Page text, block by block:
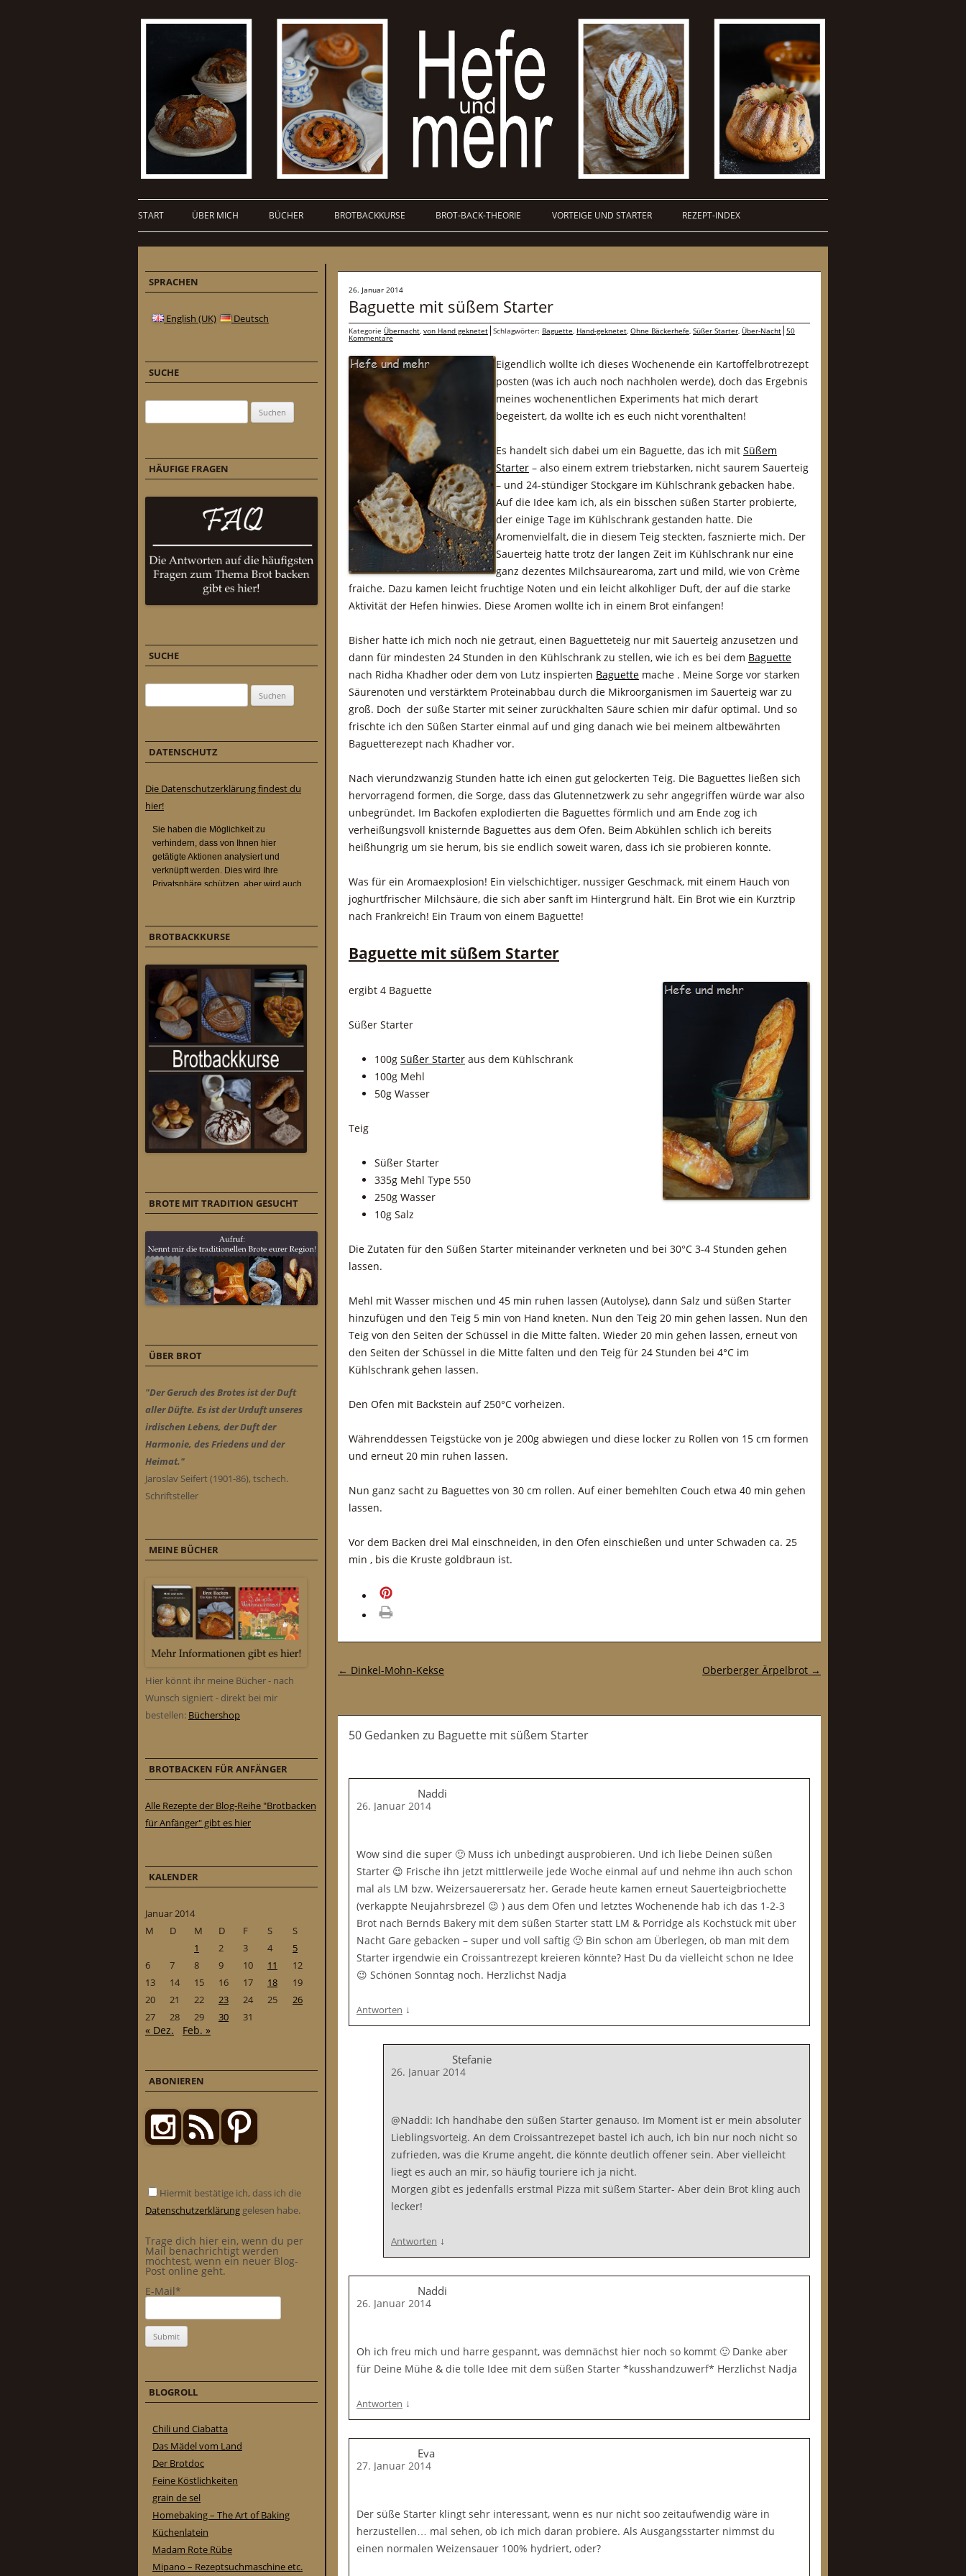
START ÜBER MICH BÜCHER BROTBACKKURSE BROT-BACK-THEORIE VORTEIGE UND STARTER REZEPT-INDEX
26. Januar 2014
Baguette mit süßem Starter
Kategorie Übernacht, von Hand geknetet Schlagwörter: Baguette, Hand-geknetet, Ohne Bäckerhefe, Süßer Starter, Über-Nacht 50
Kommentare
Eigendlich wollte ich dieses Wochenende ein Kartoffelbrotrezept
posten (was ich auch noch nachholen werde), doch das Ergebnis
meines wochenentlichen Experiments hat mich derart
begeistert, da wollte ich es euch nicht vorenthalten!
Es handelt sich dabei um ein Baguette, das ich mit Süßem
Starter – also einem extrem triebstarken, nicht saurem Sauerteig
– und 24-stündiger Stockgare im Kühlschrank gebacken habe.
Auf die Idee kam ich, als ein bisschen süßen Starter probierte,
der einige Tage im Kühlschrank gestanden hatte. Die
Aromenvielfalt, die in diesem Teig steckten, fasznierte mich. Der
Sauerteig hatte trotz der langen Zeit im Kühlschrank nur eine
ganz dezentes Milchsäurearoma, zart und mild, wie von Crème
fraiche. Dazu kamen leicht fruchtige Noten und ein leicht alkohliger Duft, der auf die starke
Aktivität der Hefen hinwies. Diese Aromen wollte ich in einem Brot einfangen!
Bisher hatte ich mich noch nie getraut, einen Baguetteteig nur mit Sauerteig anzusetzen und
dann für mindesten 24 Stunden in den Kühlschrank zu stellen, wie ich es bei dem Baguette
nach Ridha Khadher oder dem von Lutz inspierten Baguette mache . Meine Sorge vor starken
Säurenoten und verstärktem Proteinabbau durch die Mikroorganismen im Sauerteig war zu
groß. Doch der süße Starter mit seiner zurückhalten Säure schien mir dafür optimal. Und so
frischte ich den Süßen Starter einmal auf und ging danach wie bei meinem altbewährten
Baguetterezept nach Khadher vor.
Nach vierundzwanzig Stunden hatte ich einen gut gelockerten Teig. Die Baguettes ließen sich
hervorragend formen, die Sorge, dass das Glutennetzwerk zu sehr angegriffen würde war also
unbegründet. Im Backofen explodierten die Baguettes förmlich und am Ende zog ich
verheißungsvoll knisternde Baguettes aus dem Ofen. Beim Abkühlen schlich ich bereits
heißhungrig um sie herum, bis sie endlich soweit waren, dass ich sie probieren konnte.
Was für ein Aromaexplosion! Ein vielschichtiger, nussiger Geschmack, mit einem Hauch von
joghurtfrischer Milchsäure, die sich aber sanft im Hintergrund hält. Ein Brot wie ein Kurztrip
nach Frankreich! Ein Traum von einem Baguette!
Baguette mit süßem Starter
ergibt 4 Baguette
Süßer Starter
100g Süßer Starter aus dem Kühlschrank
100g Mehl
50g Wasser
Teig
Süßer Starter
335g Mehl Type 550
250g Wasser
10g Salz
Die Zutaten für den Süßen Starter miteinander verkneten und bei 30°C 3-4 Stunden gehen
lassen.
Mehl mit Wasser mischen und 45 min ruhen lassen (Autolyse), dann Salz und süßen Starter
hinzufügen und den Teig 5 min von Hand kneten. Nun den Teig 20 min gehen lassen. Nun den
Teig von den Seiten der Schüssel in die Mitte falten. Wieder 20 min gehen lassen, erneut von
den Seiten der Schüssel in die Mitte falten und den Teig für 24 Stunden bei 4°C im
Kühlschrank gehen lassen.
Den Ofen mit Backstein auf 250°C vorheizen.
Währenddessen Teigstücke von je 200g abwiegen und diese locker zu Rollen von 15 cm formen
und erneut 20 min ruhen lassen.
Nun ganz sacht zu Baguettes von 30 cm rollen. Auf einer bemehlten Couch etwa 40 min gehen
lassen.
Vor dem Backen drei Mal einschneiden, in den Ofen einschießen und unter Schwaden ca. 25
min , bis die Kruste goldbraun ist.
Post-Navigation
← Dinkel-Mohn-Kekse Oberberger Ärpelbrot →
50 Gedanken zu Baguette mit süßem Starter
Naddi
26. Januar 2014
Wow sind die super 🙂 Muss ich unbedingt ausprobieren. Und ich liebe Deinen süßen
Starter 😉 Frische ihn jetzt mittlerweile jede Woche einmal auf und nehme ihn auch schon
mal als LM bzw. Weizersauerersatz her. Gerade heute kamen erneut Sauerteigbriochette
(verkappte Neujahrsbrezel 😉 ) aus dem Ofen und letztes Wochenende hab ich das 1-2-3
Brot nach Bernds Bakery mit dem süßen Starter statt LM & Porridge als Kochstück mit über
Nacht Gare gebacken – super und voll saftig 🙂 Bin schon am Überlegen, ob man mit dem
Starter irgendwie ein Croissantrezept kreieren könnte? Hast Du da vielleicht schon ne Idee
😉 Schönen Sonntag noch. Herzlichst Nadja
Antworten ↓
Stefanie
26. Januar 2014
@Naddi: Ich handhabe den süßen Starter genauso. Im Moment ist er mein absoluter
Lieblingsvorteig. An dem Croissantrezepet bastel ich auch, ich bin nur noch nicht so
zufrieden, was die Krume angeht, die könnte deutlich offener sein. Aber vielleicht
liegt es auch an mir, so häufig touriere ich ja nicht.
Morgen gibt es jedenfalls erstmal Pizza mit süßem Starter- Aber dein Brot kling auch
lecker!
Antworten ↓
Naddi
26. Januar 2014
Oh ich freu mich und harre gespannt, was demnächst hier noch so kommt 🙂 Danke aber
für Deine Mühe & die tolle Idee mit dem süßen Starter *kusshandzuwerf* Herzlichst Nadja
Antworten ↓
Eva
27. Januar 2014
Der süße Starter klingt sehr interessant, wenn es nur nicht soo zeitaufwendig wäre in
herzustellen… mal sehen, ob ich mich daran probiere. Als Ausgangsstarter nimmst du
einen normalen Weizensauer 100% hydriert, oder?
SPRACHEN
English (UK) Deutsch
SUCHE
HÄUFIGE FRAGEN
SUCHE
DATENSCHUTZ
Die Datenschutzerklärung findest du
hier!
BROTBACKKURSE
BROTE MIT TRADITION GESUCHT
ÜBER BROT
"Der Geruch des Brotes ist der Duft
aller Düfte. Es ist der Urduft unseres
irdischen Lebens, der Duft der
Harmonie, des Friedens und der
Heimat."
Jaroslav Seifert (1901-86), tschech.
Schriftsteller
MEINE BÜCHER
Hier könnt ihr meine Bücher - nach
Wunsch signiert - direkt bei mir
bestellen: Büchershop
BROTBACKEN FÜR ANFÄNGER
Alle Rezepte der Blog-Reihe "Brotbacken
für Anfänger" gibt es hier
KALENDER
Januar 2014
M
D M D F S
S
1
2 3 4
5
6
7 8 9 10 11
12
13
14 15 16 17 18
19
20
21 22 23 24 25
26
27
28 29 30 31
« Dez. Feb. »
ABONIEREN
Hiermit bestätige ich, dass ich die
Datenschutzerklärung gelesen habe.
Trage dich hier ein, wenn du per
Mail benachrichtigt werden
möchtest, wenn ein neuer Blog-
Post online geht.
E-Mail*
BLOGROLL
Chili und Ciabatta
Das Mädel vom Land
Der Brotdoc
Feine Köstlichkeiten
grain de sel
Homebaking – The Art of Baking
Küchenlatein
Madam Rote Rübe
Mipano – Rezeptsuchmaschine etc.